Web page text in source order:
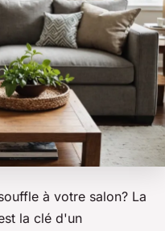
à votre salon? La
la clé d'un